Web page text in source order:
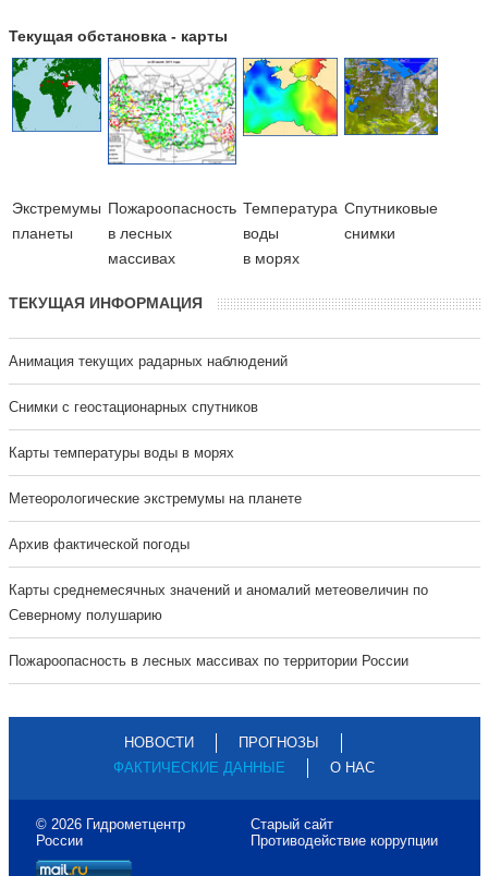
Текущая обстановка - карты
Экстремумы
планеты
Пожароопасность
в лесных
массивах
Температура
воды
в морях
Cпутниковые
снимки
ТЕКУЩАЯ ИНФОРМАЦИЯ
Анимация текущих радарных наблюдений
Cнимки с геостационарных спутников
Карты температуры воды в морях
Метеорологические экстремумы на планете
Архив фактической погоды
Карты среднемесячных значений и аномалий метеовеличин по
Северному полушарию
Пожароопасность в лесных массивах по территории России
НОВОСТИ
ПРОГНОЗЫ
ФАКТИЧЕСКИЕ ДАННЫЕ
О НАС
© 2026 Гидрометцентр
России
Старый сайт
Противодействие коррупции